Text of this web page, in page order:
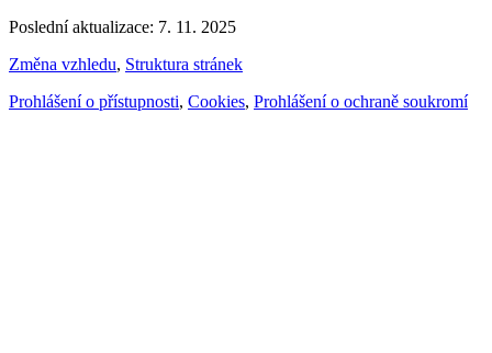
Poslední aktualizace: 7. 11. 2025
Změna vzhledu, Struktura stránek
Prohlášení o přístupnosti, Cookies, Prohlášení o ochraně soukromí